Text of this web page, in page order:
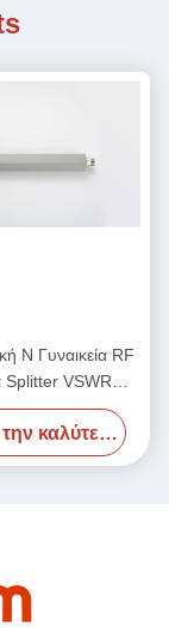
N Γυναικεία RF
Splitter VSWR
/ Λιγότερο 1.3
4000MHz
Πάρτε την καλύτερη τιμή